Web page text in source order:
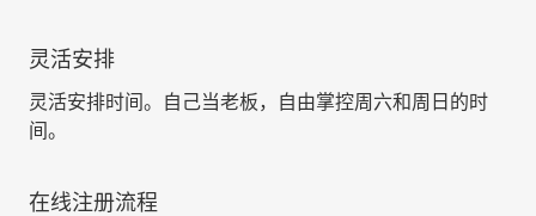
灵活安排
灵活安排时间。自己当老板，自由掌控周六和周日的时
间。
在线注册流程